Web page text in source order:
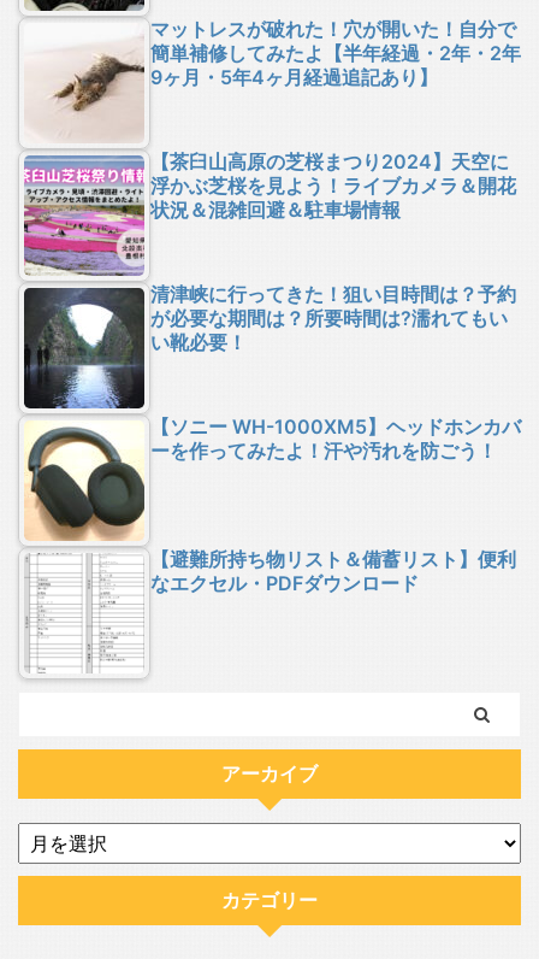
マットレスが破れた！穴が開いた！自分で
簡単補修してみたよ【半年経過・2年・2年
9ヶ月・5年4ヶ月経過追記あり】
【茶臼山高原の芝桜まつり2024】天空に
浮かぶ芝桜を見よう！ライブカメラ＆開花
状況＆混雑回避＆駐車場情報
清津峡に行ってきた！狙い目時間は？予約
が必要な期間は？所要時間は?濡れてもい
い靴必要！
【ソニー WH-1000XM5】ヘッドホンカバ
ーを作ってみたよ！汗や汚れを防ごう！
【避難所持ち物リスト＆備蓄リスト】便利
なエクセル・PDFダウンロード
アーカイブ
カテゴリー